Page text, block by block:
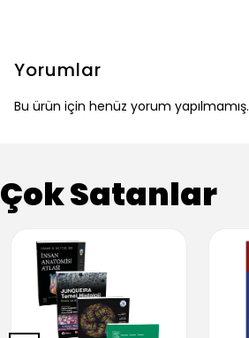
Yorumlar
Bu ürün için henüz yorum yapılmamış.
Çok Satanlar